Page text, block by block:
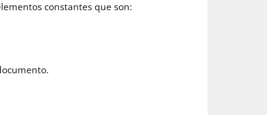
constantes que son: